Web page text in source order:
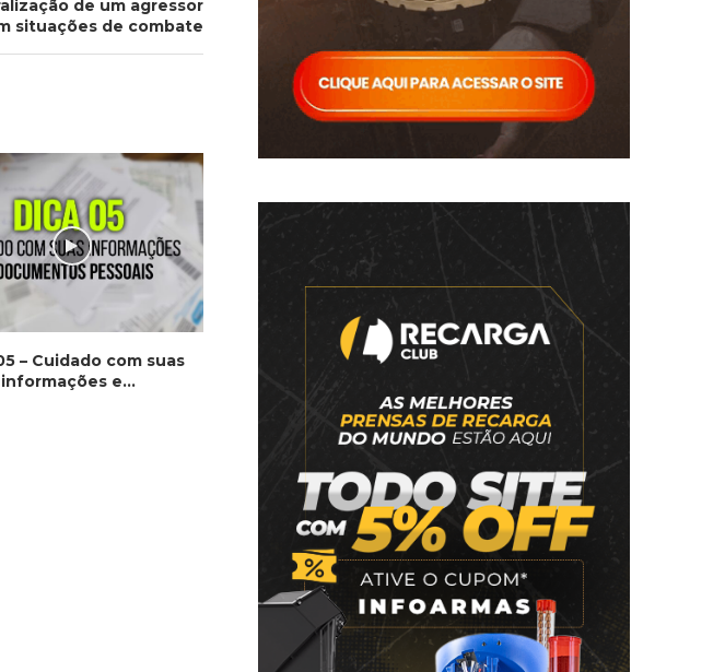
de um agressor
situações de combate
– Cuidado com suas
informações e...
Dica 04 – Use o bluetooth.